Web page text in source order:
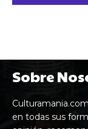
Sobre
en todas sus